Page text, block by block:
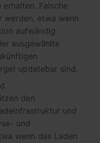
Falsche
werden, etwa wenn
aufwändig
ausgewählte
updatebar sind.
den
und
und
wenn das Laden